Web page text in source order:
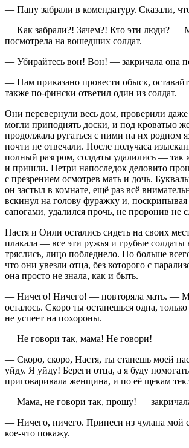
— Папу забрали в комендатуру. Сказали,
— Как забрали?! Зачем?! Кто эти люди? —
посмотрела на вошедших солдат.
— Убирайтесь вон! Вон! — закричала она
— Нам приказано провести обыск,
также по-фински ответил один из солдат.
Они перевернули весь дом, проверили
могли приподнять доски, и под кроватью
продолжала ругаться с ними на их родном
почти не отвечали. После получаса
полный разгром, солдаты удалились — так
и пришли. Петри напоследок деловито
с презрением осмотрев мать и дочь.
он застыл в комнате, ещё раз всё
вскинул на голову фуражку и,
сапогами, удалился прочь, не проронив не
Настя и Оили остались сидеть на своих
плакала — все эти ружья и грубые солдаты
тряслись, лицо побледнело. Но больше
что они увезли отца, без которого с
она просто не знала, как и быть.
— Ничего! Ничего! — повторяла мать. —
осталось. Скоро ты останешься одна,
не успеет на похороны.
— Не говори так, мама! Не говори!
— Скоро, скоро, Настя, ты станешь моей
уйду. Я уйду! Береги отца, а я буду
приговаривала женщина, и по её щекам
— Мама, не говори так, прошу! —
— Ничего, ничего. Принеси из чулана мой
кое-что покажу.